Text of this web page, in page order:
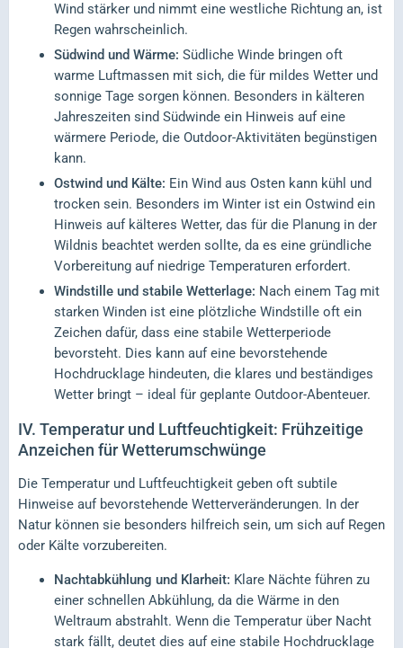
Wind stärker und nimmt eine westliche Richtung an, ist
Regen wahrscheinlich.
Südwind und Wärme: Südliche Winde bringen oft
warme Luftmassen mit sich, die für mildes Wetter und
sonnige Tage sorgen können. Besonders in kälteren
Jahreszeiten sind Südwinde ein Hinweis auf eine
wärmere Periode, die Outdoor-Aktivitäten begünstigen
kann.
Ostwind und Kälte: Ein Wind aus Osten kann kühl und
trocken sein. Besonders im Winter ist ein Ostwind ein
Hinweis auf kälteres Wetter, das für die Planung in der
Wildnis beachtet werden sollte, da es eine gründliche
Vorbereitung auf niedrige Temperaturen erfordert.
Windstille und stabile Wetterlage: Nach einem Tag mit
starken Winden ist eine plötzliche Windstille oft ein
Zeichen dafür, dass eine stabile Wetterperiode
bevorsteht. Dies kann auf eine bevorstehende
Hochdrucklage hindeuten, die klares und beständiges
Wetter bringt – ideal für geplante Outdoor-Abenteuer.
IV. Temperatur und Luftfeuchtigkeit: Frühzeitige
Anzeichen für Wetterumschwünge
Die Temperatur und Luftfeuchtigkeit geben oft subtile
Hinweise auf bevorstehende Wetterveränderungen. In der
Natur können sie besonders hilfreich sein, um sich auf Regen
oder Kälte vorzubereiten.
Nachtabkühlung und Klarheit: Klare Nächte führen zu
einer schnellen Abkühlung, da die Wärme in den
Weltraum abstrahlt. Wenn die Temperatur über Nacht
stark fällt, deutet dies auf eine stabile Hochdrucklage